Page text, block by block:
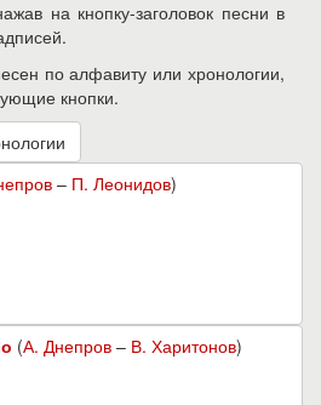
на кнопку-заголовок песни в
по алфавиту или хронологии,
кнопки.
– П. Леонидов)
(А. Днепров – В. Харитонов)